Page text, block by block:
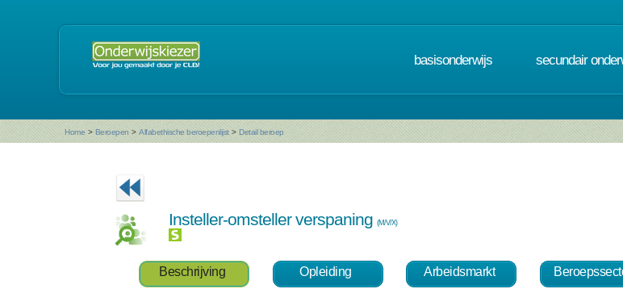
basisonderwijs secundair
Home > Beroepen > Alfabethische beroepenlijst > Detail beroep
Insteller-omsteller verspaning (M/V/X)
Beschrijving Opleiding Arbeidsmarkt